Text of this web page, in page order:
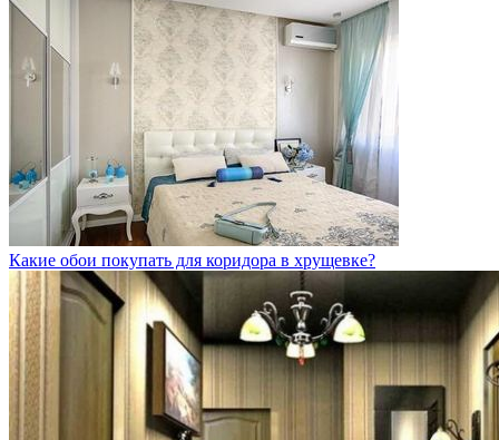
Какие обои покупать для коридора в хрущевке?